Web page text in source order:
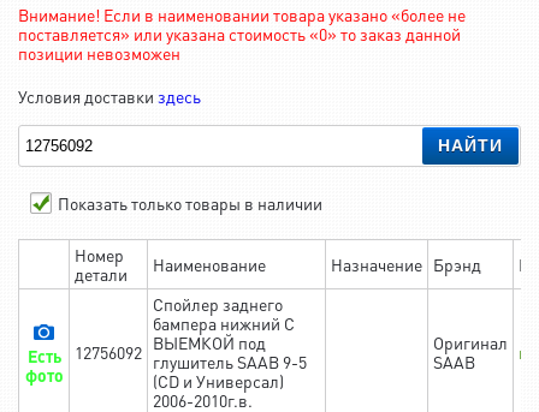
Внимание! Если в наименовании товара указано «более не
поставляется» или указана стоимость «0» то заказ данной
позиции невозможен
Условия доставки здесь
НАЙТИ
Показать только товары в наличии
Номер
детали
Наименование Назначение Брэнд
Есть
фото
12756092
Спойлер заднего
бампера нижний С
ВЫЕМКОЙ под
глушитель SAAB 9-5
(CD и Универсал)
2006-2010г.в.
Оригинал
SAAB
в